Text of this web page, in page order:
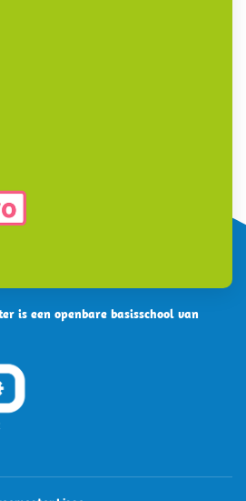
is een openbare basisschool van